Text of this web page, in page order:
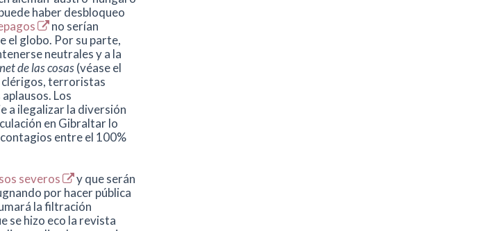
haber desbloqueo
no serían
el globo. Por su parte,
neutrales y a la
de las cosas(véase el
clérigos, terroristas
Los
a ilegalizar la diversión
en Gibraltar lo
entre el 100%
severos
y que serán
por hacer pública
la filtración
se hizo eco la revista